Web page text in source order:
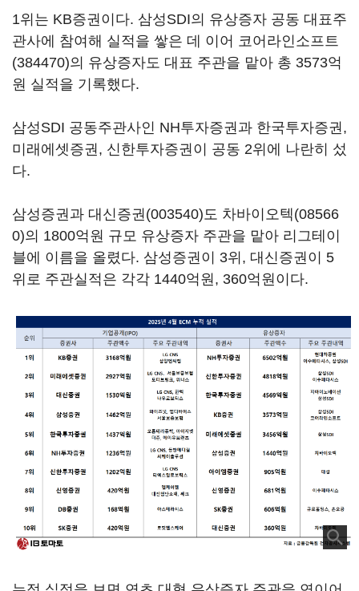
1위는 KB증권이다. 삼성SDI의 유상증자 공동 대표주
관사에 참여해 실적을 쌓은 데 이어 코어라인소프트
(384470)의 유상증자도 대표 주관을 맡아 총 3573억
원 실적을 기록했다.
삼성SDI 공동주관사인 NH투자증권과 한국투자증권,
미래에셋증권, 신한투자증권이 공동 2위에 나란히 섰
다.
삼성증권과 대신증권(003540)도 차바이오텍(08566
0)의 1800억원 규모 유상증자 주관을 맡아 리그테이
블에 이름을 올렸다. 삼성증권이 3위, 대신증권이 5
위로 주관실적은 각각 1440억원, 360억원이다.